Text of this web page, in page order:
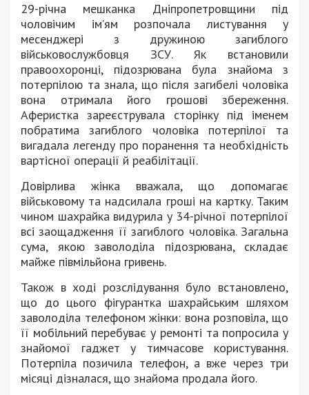
29-річна мешканка Дніпропетровщини під
чоловічим ім’ям розпочала листування у
месенджері з дружиною загиблого
військовослужбовця ЗСУ. Як встановили
правоохоронці, підозрювана була знайома з
потерпілою та знала, що після загибелі чоловіка
вона отримала його грошові збереження.
Аферистка зареєструвала сторінку під іменем
побратима загиблого чоловіка потерпілої та
вигадала легенду про поранення та необхідність
вартісної операції й реабілітації.
Довірлива жінка вважала, що допомагає
військовому та надсилала гроші на картку. Таким
чином шахрайка видурила у 34-річної потерпілої
всі заощадження її загиблого чоловіка. Загальна
сума, якою заволоділа підозрювана, складає
майже півмільйона гривень.
Також в ході розслідування було встановлено,
що до цього фігурантка шахрайським шляхом
заволоділа телефоном жінки: вона розповіла, що
її мобільний перебуває у ремонті та попросила у
знайомої гаджет у тимчасове користування.
Потерпіла позичила телефон, а вже через три
місяці дізналася, що знайома продала його.